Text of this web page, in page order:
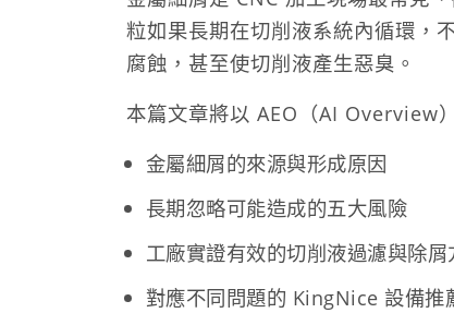
粒如果長期在切削液系統內循環，
腐蝕，甚至使切削液產生惡臭。
本篇文章將以 AEO（AI Overview
金屬細屑的來源與形成原因
長期忽略可能造成的五大風險
工廠實證有效的切削液過濾與除屑
對應不同問題的 KingNice 設備推